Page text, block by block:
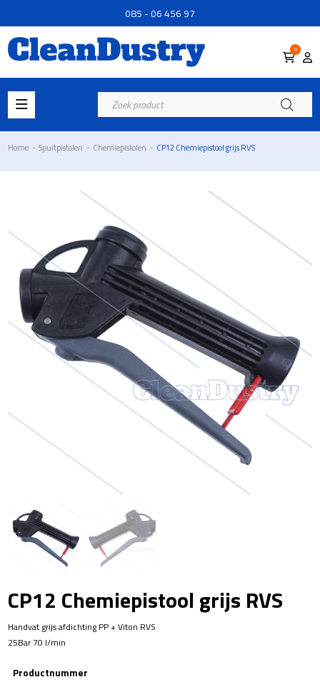
085 - 06 456 97
0
Producten
zoeken
Home - Spuitpistolen - Chemiepistolen - CP12 Chemiepistool grijs RVS
CP12 Chemiepistool grijs RVS
Handvat grijs afdichting PP + Viton RVS
25Bar 70 l/min
Productnummer